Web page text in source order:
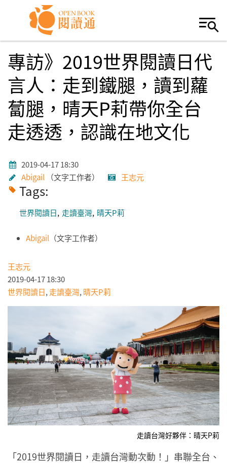
Skip to navigation
移至主內容
專訪》2019世界閱讀日代
言人：走到鐵腿，讀到蘿
蔔腿，晴天P莉帶你全台
走透透，認識在地文化
2019-04-17 18:30
Abigail
文字工作者 王志元
Tags:
世界閱讀日 走讀臺灣 晴天P莉
Abigail （文字工作者）
王志元
2019-04-17 18:30
世界閱讀日, 走讀臺灣, 晴天P莉
走讀台灣好夥伴：晴天P莉
「2019世界閱讀日，走讀台灣動次動！」串聯全台、